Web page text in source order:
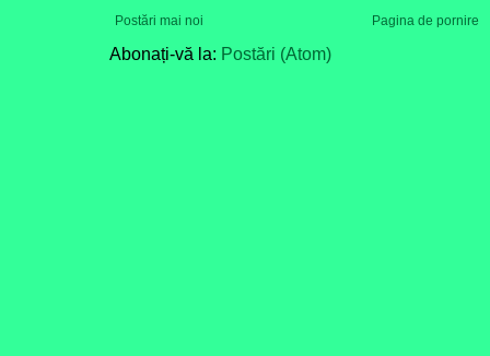
Postări mai noi Pagina de pornire
Abonați-vă la: Postări (Atom)